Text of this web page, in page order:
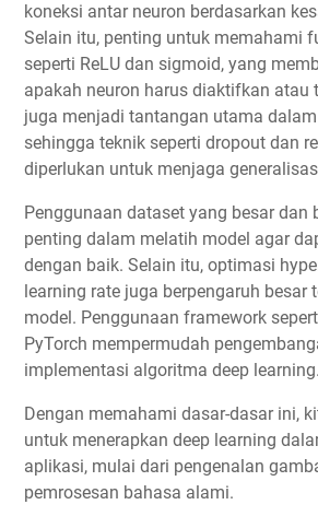
koneksi antar neuron berdasarkan
Selain itu, penting untuk memahami
seperti ReLU dan sigmoid, yang
apakah neuron harus diaktifkan atau
juga menjadi tantangan utama
sehingga teknik seperti dropout dan
diperlukan untuk menjaga
Penggunaan dataset yang besar dan
penting dalam melatih model agar
dengan baik. Selain itu, optimasi
learning rate juga berpengaruh besar
model. Penggunaan framework
PyTorch mempermudah
implementasi algoritma deep learning.
Dengan memahami dasar-dasar ini,
untuk menerapkan deep learning
aplikasi, mulai dari pengenalan
pemrosesan bahasa alami.